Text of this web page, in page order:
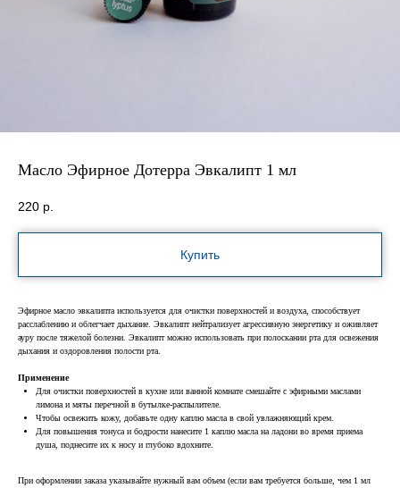
Масло Эфирное Дотерра Эвкалипт 1 мл
220 р.
Купить
Эфирное масло эвкалипта используется для очистки поверхностей и воздуха, способствует
расслаблению и облегчает дыхание. Эвкалипт нейтрализует агрессивную энергетику и оживляет
ауру после тяжелой болезни. Эвкалипт можно использовать при полоскании рта для освежения
дыхания и оздоровления полости рта.
Применение
Для очистки поверхностей в кухне или ванной комнате смешайте с эфирными маслами
лимона и мяты перечной в бутылке-распылителе.
Чтобы освежить кожу, добавьте одну каплю масла в свой увлажняющий крем.
Для повышения тонуса и бодрости нанесите 1 каплю масла на ладони во время приема
душа, поднесите их к носу и глубоко вдохните.
При оформлении заказа указывайте нужный вам объем (если вам требуется больше, чем 1 мл